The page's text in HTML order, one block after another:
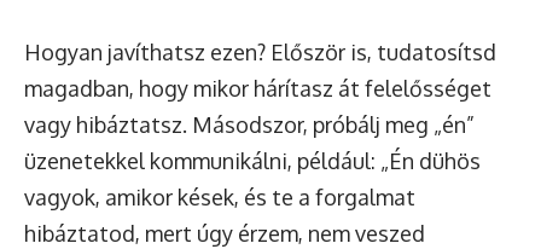
Hogyan javíthatsz ezen? Először is, tudatosítsd
magadban, hogy mikor hárítasz át felelősséget
vagy hibáztatsz. Másodszor, próbálj meg „én”
üzenetekkel kommunikálni, például: „Én dühös
vagyok, amikor kések, és te a forgalmat
hibáztatod, mert úgy érzem, nem veszed